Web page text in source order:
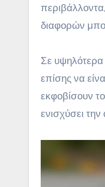
διαφορών
Σε υψηλότερα
επίσης να
εκφοβίσουν
ενισχύσει